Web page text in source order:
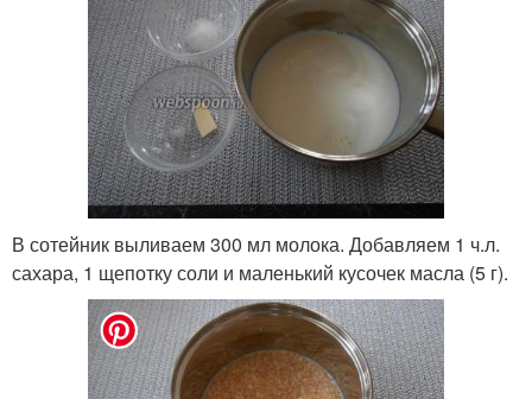
В сотейник выливаем 300 мл молока. Добавляем 1 ч.л.
сахара, 1 щепотку соли и маленький кусочек масла (5 г).